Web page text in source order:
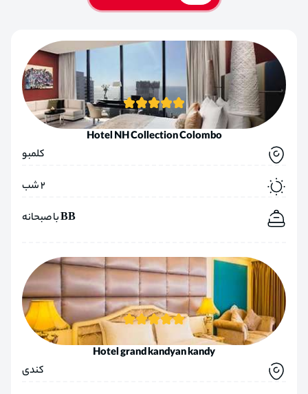
Hotel NH Collection Colombo
کلمبو
2 شب
BB با صبحانه
Hotel grand kandyan kandy
کندی